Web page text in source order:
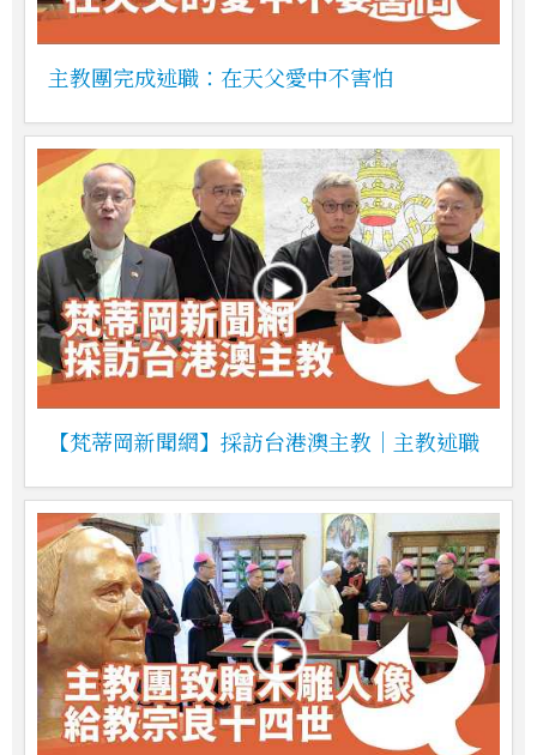
主教團完成述職：在天父愛中不害怕
【梵蒂岡新聞網】採訪台港澳主教｜主教述職